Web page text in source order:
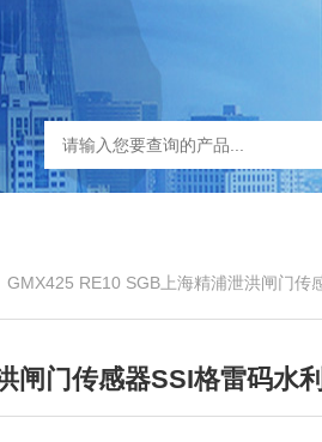
GMX425 RE10 SGB上海精浦泄洪闸门传感器
闸门传感器SSI格雷码水